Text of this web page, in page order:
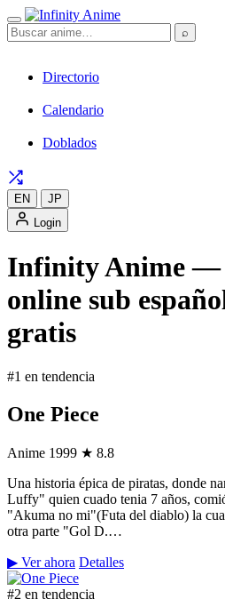
⌕
Directorio
Calendario
Doblados
EN
JP
Login
Infinity Anime —
online sub
gratis
#1 en tendencia
One Piece
Anime 1999 ★ 8.8
Una historia épica de piratas, donde
Luffy" quien cuado tenia 7 años,
"Akuma no mi"(Futa del diablo) la
otra parte "Gol D.…
▶ Ver ahora Detalles
#2 en tendencia